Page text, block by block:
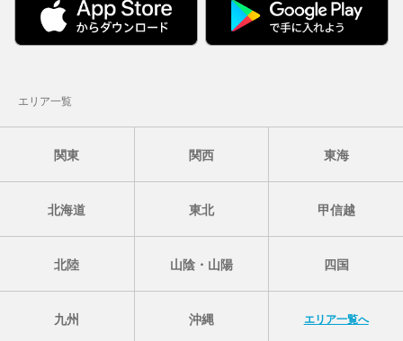
エリア一覧
関東 関西 東海
北海道 東北 甲信越
北陸 山陰・山陽 四国
九州 沖縄 エリア一覧へ